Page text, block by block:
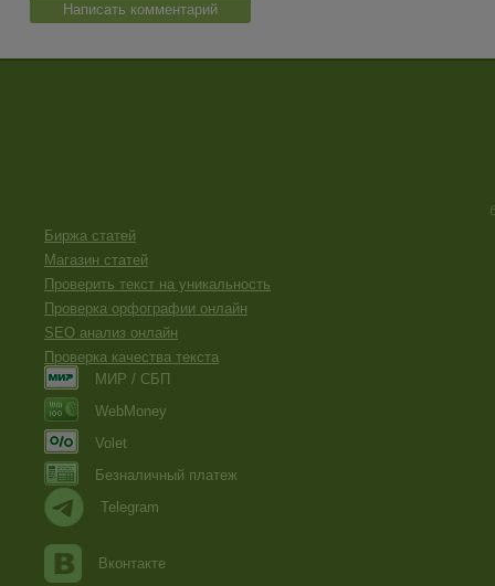
Написать комментарий
Биржа статей
Магазин статей
Проверить текст на уникальность
Проверка орфографии онлайн
SEO анализ онлайн
Проверка качества текста
МИР / СБП
WebMoney
Volet
Безналичный платеж
Telegram
Вконтакте